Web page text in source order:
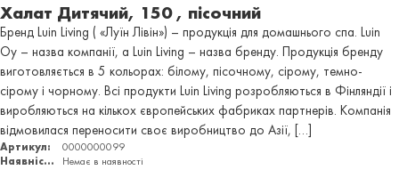
Халат Дитячий, 150 , пісочний
Бренд Luin Living ( «Луїн Лівін») – продукція для домашнього спа. Luin
Oy – назва компанії, а Luin Living – назва бренду. Продукція бренду
виготовляється в 5 кольорах: білому, пісочному, сірому, темно-
сірому і чорному. Всі продукти Luin Living розробляються в Фінляндії і
виробляються на кількох європейських фабриках партнерів. Компанія
відмовилася переносити своє виробництво до Азії, […]
Артикул:
0000000099
Наявність:
Немає в наявності